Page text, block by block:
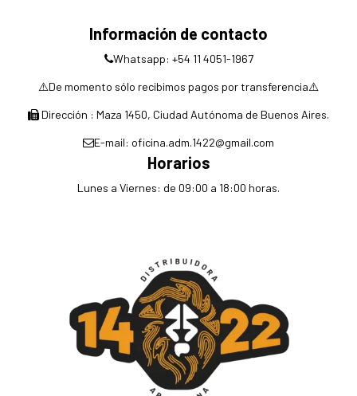
Información de contacto
Whatsapp: +54 11 4051-1967
⚠️De momento sólo recibimos pagos por transferencia⚠️
Dirección : Maza 1450, Ciudad Autónoma de Buenos Aires.
E-mail: oficina.adm.1422@gmail.com
Horarios
Lunes a Viernes: de 09:00 a 18:00 horas.